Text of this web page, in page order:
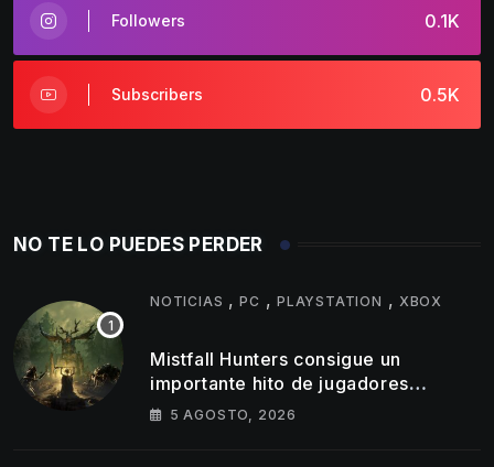
0.1K
Followers
0.5K
Subscribers
NO TE LO PUEDES PERDER
NOTICIAS ,PC ,PLAYSTATION , XBOX
Mistfall Hunters consigue un
importante hito de jugadores
simultáneos
5 AGOSTO, 2026